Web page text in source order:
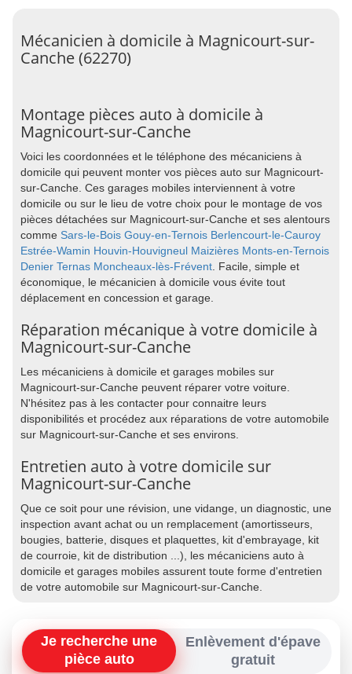
Mécanicien à domicile à Magnicourt-sur-
Canche (62270)
Montage pièces auto à domicile à
Magnicourt-sur-Canche
Voici les coordonnées et le téléphone des mécaniciens à
domicile qui peuvent monter vos pièces auto sur Magnicourt-
sur-Canche. Ces garages mobiles interviennent à votre
domicile ou sur le lieu de votre choix pour le montage de vos
pièces détachées sur Magnicourt-sur-Canche et ses alentours
comme Sars-le-Bois Gouy-en-Ternois Berlencourt-le-Cauroy
Estrée-Wamin Houvin-Houvigneul Maizières Monts-en-Ternois
Denier Ternas Moncheaux-lès-Frévent. Facile, simple et
économique, le mécanicien à domicile vous évite tout
déplacement en concession et garage.
Réparation mécanique à votre domicile à
Magnicourt-sur-Canche
Les mécaniciens à domicile et garages mobiles sur
Magnicourt-sur-Canche peuvent réparer votre voiture.
N'hésitez pas à les contacter pour connaitre leurs
disponibilités et procédez aux réparations de votre automobile
sur Magnicourt-sur-Canche et ses environs.
Entretien auto à votre domicile sur
Magnicourt-sur-Canche
Que ce soit pour une révision, une vidange, un diagnostic, une
inspection avant achat ou un remplacement (amortisseurs,
bougies, batterie, disques et plaquettes, kit d'embrayage, kit
de courroie, kit de distribution ...), les mécaniciens auto à
domicile et garages mobiles assurent toute forme d'entretien
de votre automobile sur Magnicourt-sur-Canche.
Je recherche une
pièce auto
Enlèvement d'épave
gratuit